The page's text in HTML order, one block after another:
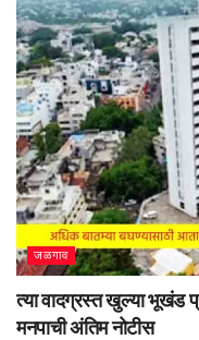
जळगाव
त्या वादग्रस्त खुल्या भूखंड
मनपाची अंतिम नोटीस